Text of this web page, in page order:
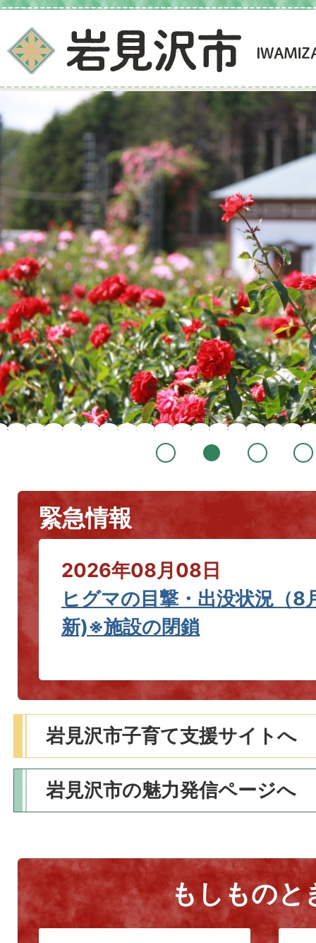
枚
目
の
ス
ラ
イ
ド
緊急情報
2026年08月08日
ヒグマの目撃・出没状況（
新)※施設の閉鎖
岩見沢市子育て支援サイトへ
岩見沢市の魅力発信ページへ
もしものと